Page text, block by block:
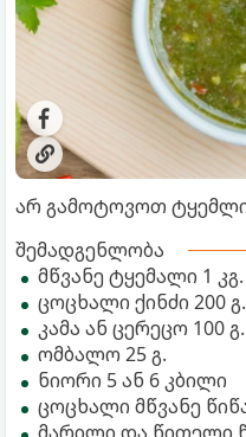
არ გამოტოვოთ
შემადგენლობა
მწვანე ტყემალი 1 კგ.
ცოცხალი ქინძი 200 გ.
კამა ან ცერეცო 100 გ.
ომბალო 25 გ.
ნიორი 5 ან 6 კბილი
ცოცხალი მწვანე